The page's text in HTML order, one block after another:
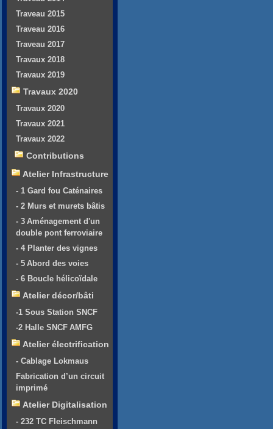
Traveau 2015
Traveau 2016
Traveau 2017
Travaux 2018
Travaux 2019
Travaux 2020
Travaux 2020
Travaux 2021
Travaux 2022
Contributions
Atelier Infrastructure
- 1 Gard fou Caténaires
- 2 Murs et murets bâtis
- 3 Aménagement d'un
double pont ferroviaire
- 4 Planter des vignes
- 5 Abord des voies
- 6 Boucle hélicoïdale
Atelier décor/bâti
-1 Sous Station SNCF
-2 Halle SNCF AMFG
Atelier électrification
- Cablage Lokmaus
Fabrication d’un circuit
imprimé
Atelier Digitalisation
- 232 TC Fleischmann